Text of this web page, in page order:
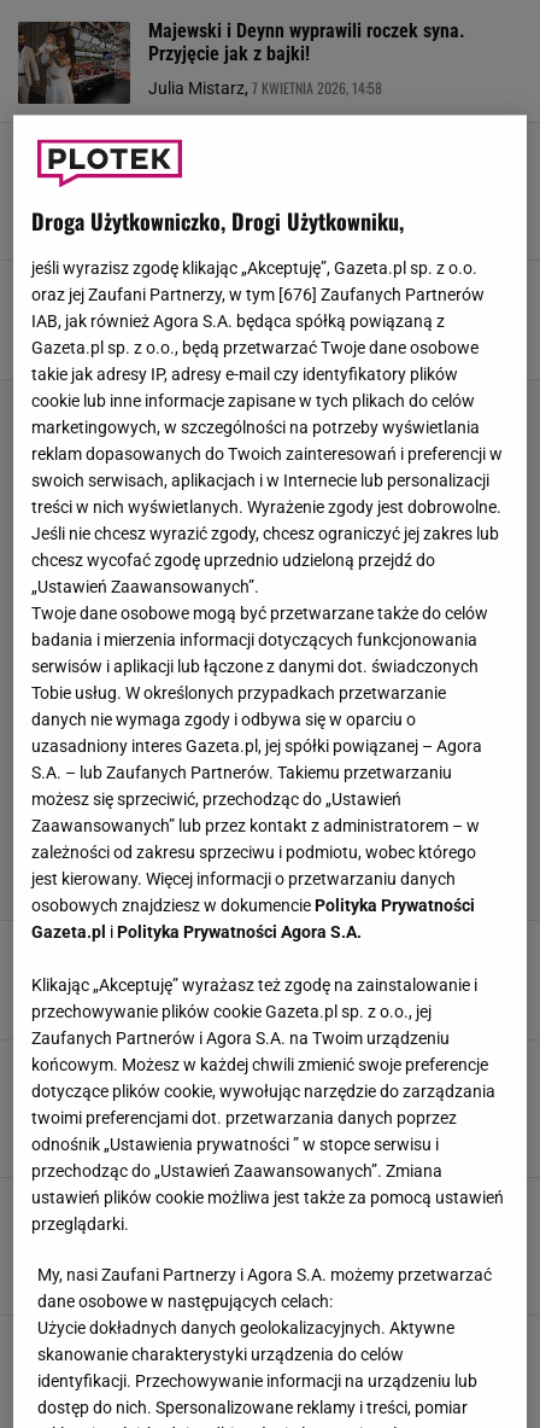
Majewski i Deynn wyprawili roczek syna.
Przyjęcie jak z bajki!
Julia Mistarz, 7 KWIETNIA 2026, 14:58
Olbrzymi dom pod Warszawą. Basen i własna
siłownia. Znana para postawiła na wymowny
Emil Bogumił,1 KWIETNIA 2026, 21:04
Majewski szczerze o chrzcie syna. Podjął
zaskakującą decyzję
Patrycja Kulasza,19 STYCZNIA 2026, 12:19
Deynn nie obija się. Już udekorowała dom na
Kinga Molenda,24 LISTOPADA 2025, 22:14
Majewscy kupili dziecku
popularną zabawkę. Lekarka przestrzega.
"Może zakłócać prawidłowy rozwój mózgu"
redakcja Plotek.pl,24 LIPCA 2025, 05:00
Majewski podał
redakcja Plotek.pl,21 LIPCA 2025, 11:27
Pokazał, czym nakarmił trzymiesięcznego
syna. Fani nie mogą w to uwierzyć
Patrycja Kulasza, Dominika Kowalska,
20 LIPCA 2025, 19:30
Droga Użytkowniczko, Drogi Użytkowniku,
jeśli wyrazisz zgodę klikając „Akceptuję”, Gazeta.pl sp. z o.o.
oraz jej Zaufani Partnerzy, w tym [ 676 ] Zaufanych Partnerów
IAB, jak również Agora S.A. będąca spółką powiązaną z
Gazeta.pl sp. z o.o., będą przetwarzać Twoje dane osobowe
takie jak adresy IP, adresy e-mail czy identyfikatory plików
cookie lub inne informacje zapisane w tych plikach do celów
marketingowych, w szczególności na potrzeby wyświetlania
reklam dopasowanych do Twoich zainteresowań i preferencji w
swoich serwisach, aplikacjach i w Internecie lub personalizacji
treści w nich wyświetlanych. Wyrażenie zgody jest dobrowolne.
Jeśli nie chcesz wyrazić zgody, chcesz ograniczyć jej zakres lub
chcesz wycofać zgodę uprzednio udzieloną przejdź do
„Ustawień Zaawansowanych”.
Twoje dane osobowe mogą być przetwarzane także do celów
badania i mierzenia informacji dotyczących funkcjonowania
serwisów i aplikacji lub łączone z danymi dot. świadczonych
Tobie usług. W określonych przypadkach przetwarzanie
danych nie wymaga zgody i odbywa się w oparciu o
uzasadniony interes Gazeta.pl, jej spółki powiązanej – Agora
S.A. – lub Zaufanych Partnerów. Takiemu przetwarzaniu
możesz się sprzeciwić, przechodząc do „Ustawień
Zaawansowanych” lub przez kontakt z administratorem – w
zależności od zakresu sprzeciwu i podmiotu, wobec którego
jest kierowany. Więcej informacji o przetwarzaniu danych
osobowych znajdziesz w dokumencie Polityka Prywatności
Gazeta.pl i Polityka Prywatności Agora S.A.
Klikając „Akceptuję” wyrażasz też zgodę na zainstalowanie i
przechowywanie plików cookie Gazeta.pl sp. z o.o., jej
Zaufanych Partnerów i Agora S.A. na Twoim urządzeniu
końcowym. Możesz w każdej chwili zmienić swoje preferencje
dotyczące plików cookie, wywołując narzędzie do zarządzania
twoimi preferencjami dot. przetwarzania danych poprzez
odnośnik „Ustawienia prywatności ” w stopce serwisu i
przechodząc do „Ustawień Zaawansowanych”. Zmiana
ustawień plików cookie możliwa jest także za pomocą ustawień
przeglądarki.
My, nasi Zaufani Partnerzy i Agora S.A. możemy przetwarzać
dane osobowe w następujących celach:
Użycie dokładnych danych geolokalizacyjnych. Aktywne
skanowanie charakterystyki urządzenia do celów
identyfikacji. Przechowywanie informacji na urządzeniu lub
dostęp do nich. Spersonalizowane reklamy i treści, pomiar